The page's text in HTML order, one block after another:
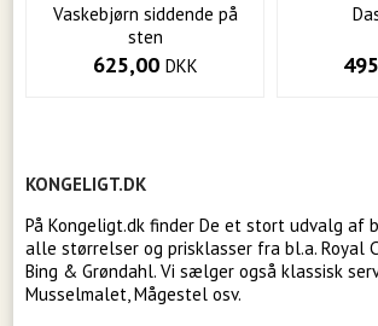
Vaskebjørn siddende på
sten
625,00 DKK
KONGELIGT.DK
På Kongeligt.dk finder De et stort udvalg af
alle størrelser og prisklasser fra bl.a. Royal
Bing & Grøndahl. Vi sælger også klassisk
Musselmalet, Mågestel osv.